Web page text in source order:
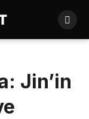
Jin’in